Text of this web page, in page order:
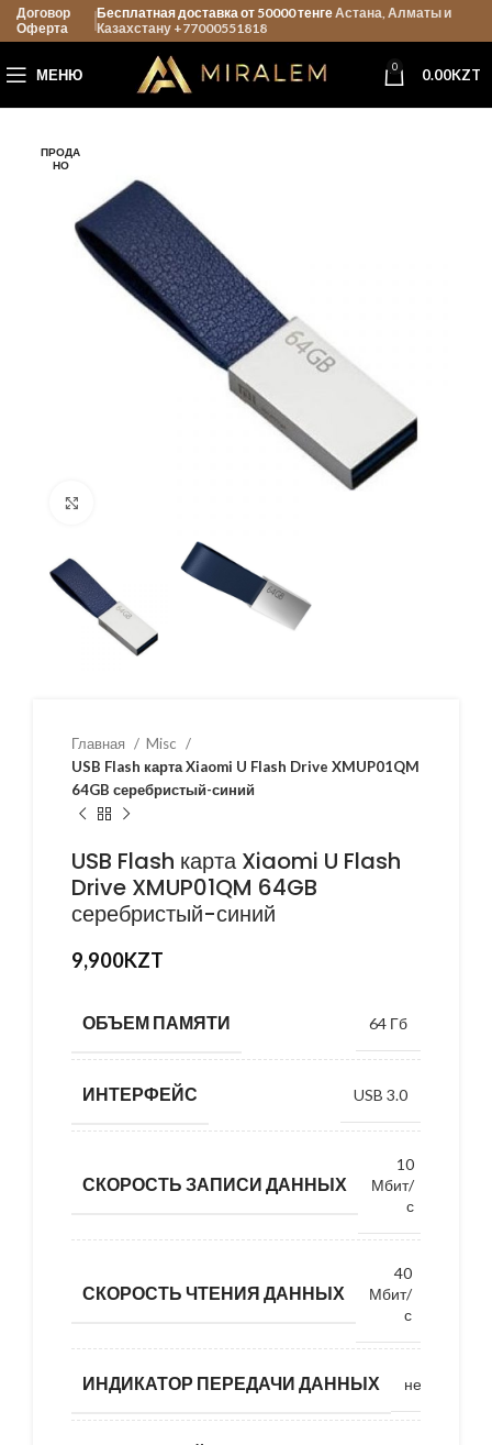
Договор
Оферта
Бесплатная доставка от 50000 тенгеАстана, Алматы и
Казахстану +77000551818
МЕНЮ 0 0.00KZT
ПРОДА
НО
Главная
Misc
USB Flash карта Xiaomi U Flash Drive XMUP01QM
64GB серебристый-синий
USB Flash карта Xiaomi U Flash
Drive XMUP01QM 64GB
серебристый-синий
9,900KZT
ОБЪЕМ ПАМЯТИ 64 Гб
ИНТЕРФЕЙС USB 3.0
СКОРОСТЬ ЗАПИСИ ДАННЫХ
10
Мбит/
с
СКОРОСТЬ ЧТЕНИЯ ДАННЫХ
40
Мбит/
с
ИНДИКАТОР ПЕРЕДАЧИ ДАННЫХ нет